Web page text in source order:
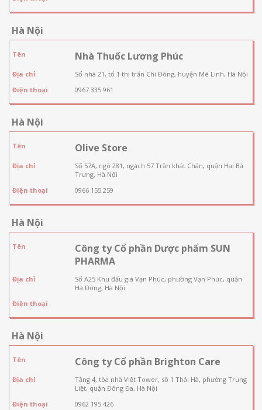
Hà Nội
Tên Nhà Thuốc Lương Phúc
Địa chỉ
Số nhà 21, tổ 1 thị trấn Chi Đông, huyện Mê Linh, Hà Nội
Điện thoại
0967 335 961
Hà Nội
Tên Olive Store
Địa chỉ
Số 57A, ngõ 281, ngách 57 Trần khát Chân, quận Hai Bà
Trưng, Hà Nội
Điện thoại
0966 155 259
Hà Nội
Tên
Công ty Cổ phần Dược phẩm SUN
PHARMA
Địa chỉ
Số A25 Khu đấu giá Vạn Phúc, phường Vạn Phúc, quận
Hà Đông, Hà Nội
Điện thoại
Hà Nội
Tên Công ty Cổ phần Brighton Care
Địa chỉ
Tầng 4, tòa nhà Việt Tower, số 1 Thái Hà, phường Trung
Liệt, quận Đống Đa, Hà Nội
Điện thoại
0962 195 426